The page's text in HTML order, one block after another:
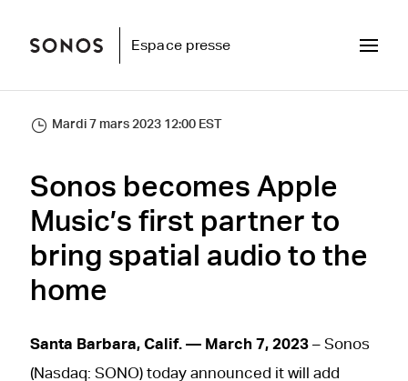
Espace presse
Mardi 7 mars 2023 12:00 EST
Sonos becomes Apple
Music’s first partner to
bring spatial audio to the
home
Santa Barbara, Calif. — March 7, 2023 – Sonos
(Nasdaq: SONO) today announced it will add